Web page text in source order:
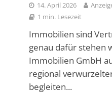
14. April 2026
1 min. Lesezeit
Immobilien sind
genau dafür stehen
Immobilien GmbH
regional
begleiten...